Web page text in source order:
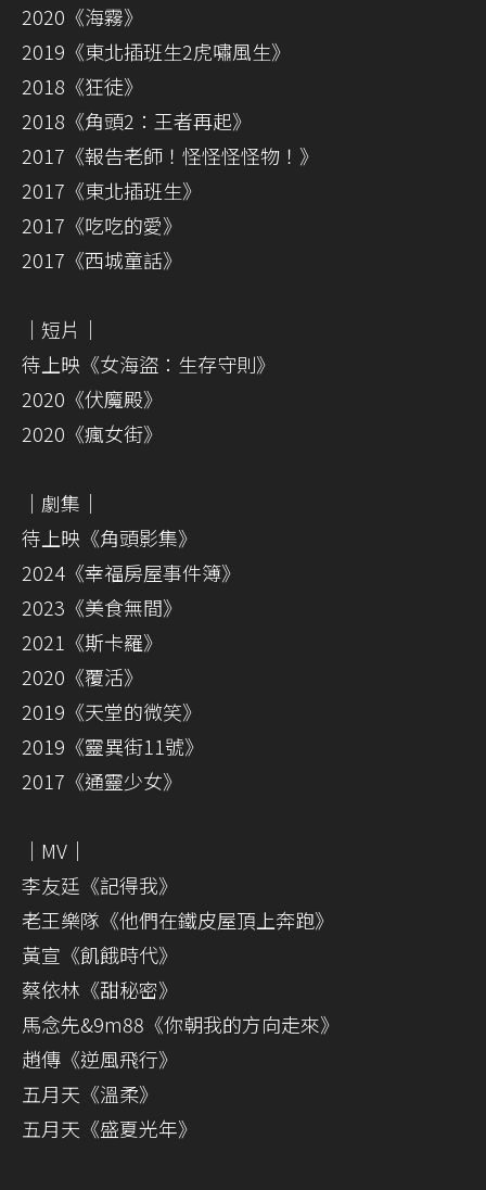
2020《海霧》
2019《東北插班生2虎嘯風生》
2018《狂徒》
2018《角頭2：王者再起》
2017《報告老師！怪怪怪怪物！》
2017《東北插班生》
2017《吃吃的愛》
2017《西城童話》
｜短片｜
待上映《女海盜：生存守則》
2020《伏魔殿》
2020《瘋女街》
｜劇集｜
待上映《角頭影集》
2024《幸福房屋事件簿》
2023《美食無間》
2021《斯卡羅》
2020《覆活》
2019《天堂的微笑》
2019《靈異街11號》
2017《通靈少女》
｜MV｜
李友廷《記得我》
老王樂隊《他們在鐵皮屋頂上奔跑》
黃宣《飢餓時代》
蔡依林《甜秘密》
馬念先&9m88《你朝我的方向走來》
趙傳《逆風飛行》
五月天《溫柔》
五月天《盛夏光年》